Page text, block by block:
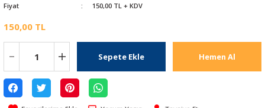
Fiyat
150,00 TL + KDV
150,00 TL
Sepete Ekle Hemen Al